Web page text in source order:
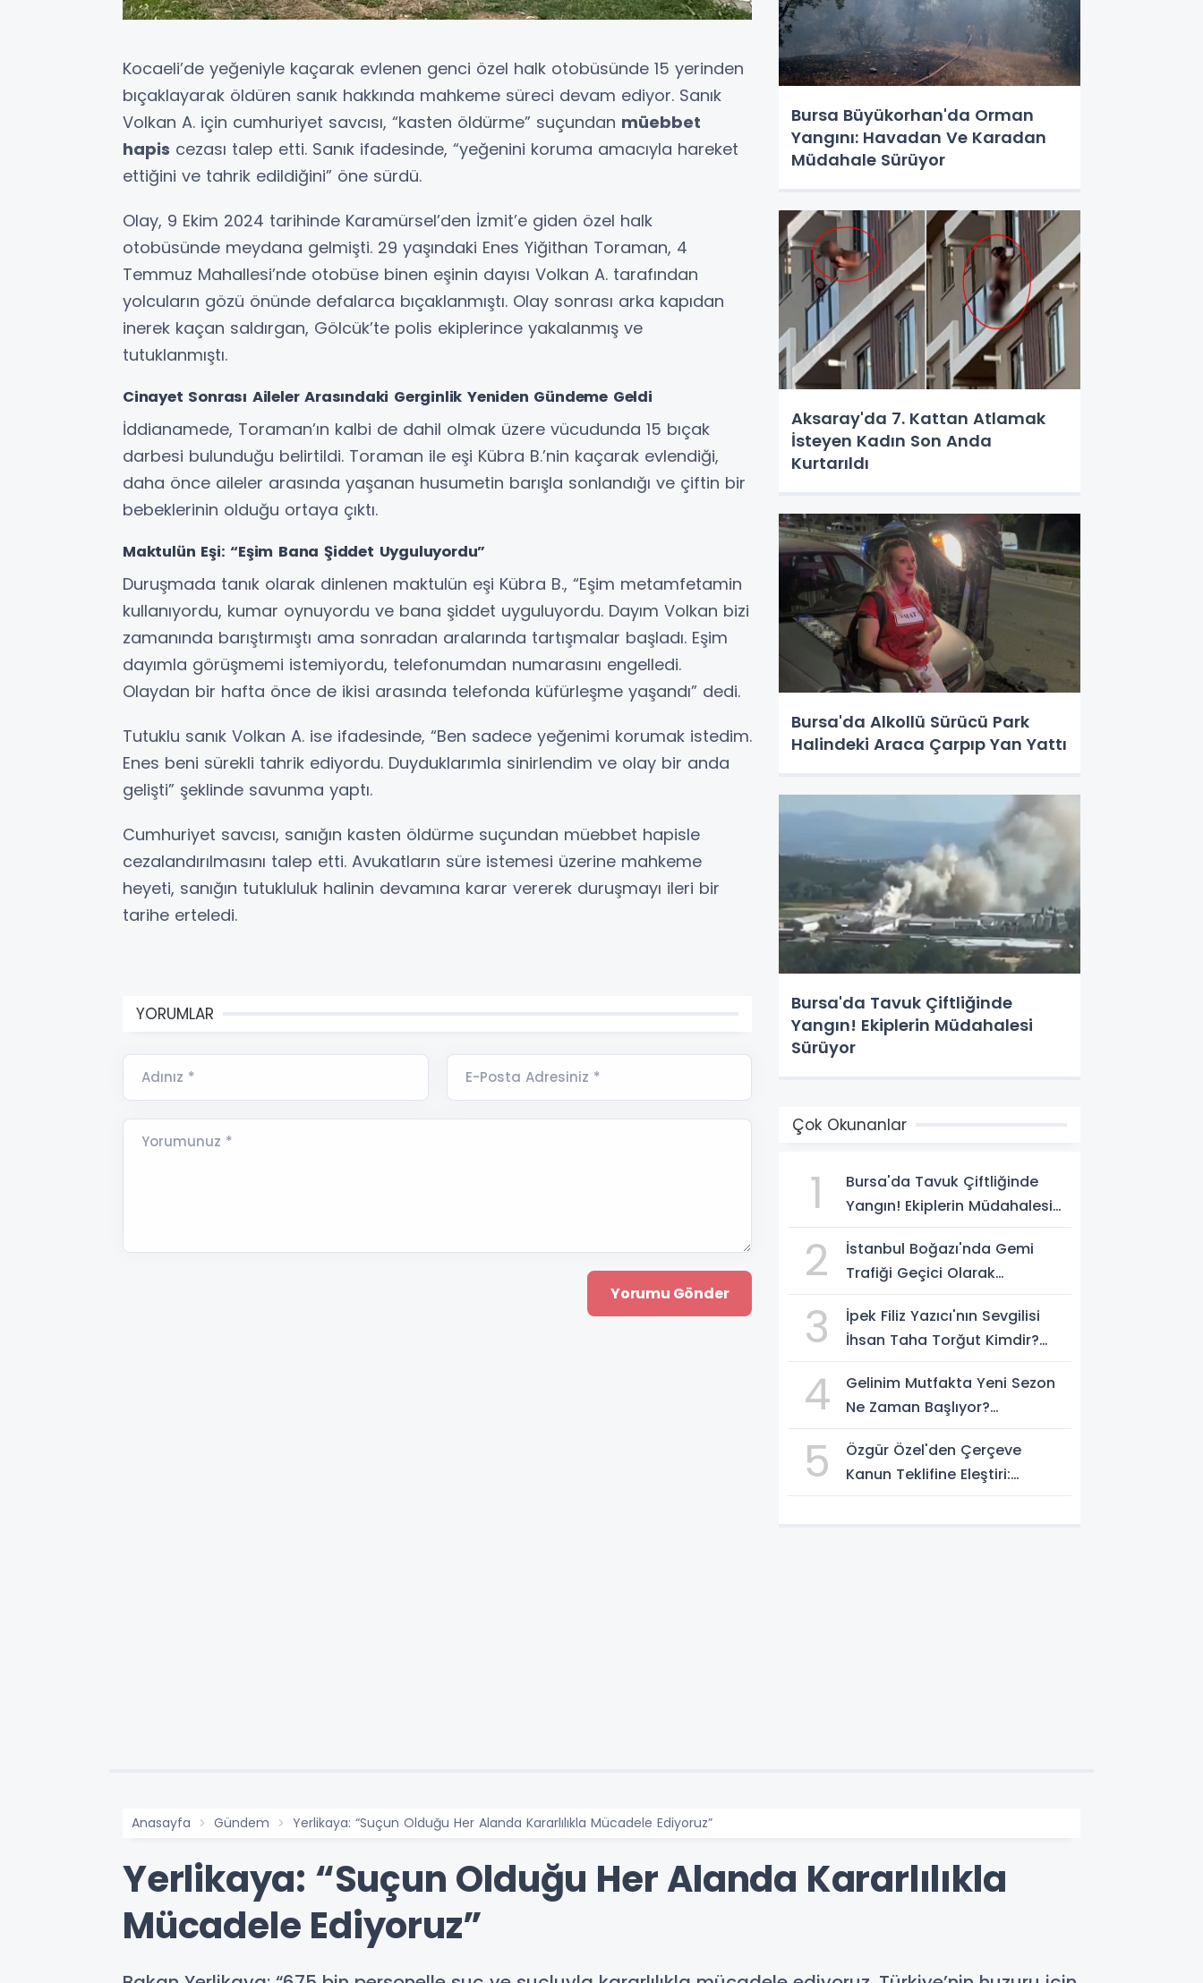
Kocaeli’de yeğeniyle kaçarak evlenen genci özel halk otobüsünde 15 yerinden
bıçaklayarak öldüren sanık hakkında mahkeme süreci devam ediyor. Sanık
Volkan A. için cumhuriyet savcısı, “kasten öldürme” suçundan müebbet
hapis cezası talep etti. Sanık ifadesinde, “yeğenini koruma amacıyla hareket
ettiğini ve tahrik edildiğini” öne sürdü.
Olay, 9 Ekim 2024 tarihinde Karamürsel’den İzmit’e giden özel halk
otobüsünde meydana gelmişti. 29 yaşındaki Enes Yiğithan Toraman, 4
Temmuz Mahallesi’nde otobüse binen eşinin dayısı Volkan A. tarafından
yolcuların gözü önünde defalarca bıçaklanmıştı. Olay sonrası arka kapıdan
inerek kaçan saldırgan, Gölcük’te polis ekiplerince yakalanmış ve
tutuklanmıştı.
Cinayet Sonrası Aileler Arasındaki Gerginlik Yeniden Gündeme Geldi
İddianamede, Toraman’ın kalbi de dahil olmak üzere vücudunda 15 bıçak
darbesi bulunduğu belirtildi. Toraman ile eşi Kübra B.’nin kaçarak evlendiği,
daha önce aileler arasında yaşanan husumetin barışla sonlandığı ve çiftin bir
bebeklerinin olduğu ortaya çıktı.
Maktulün Eşi: “Eşim Bana Şiddet Uyguluyordu”
Duruşmada tanık olarak dinlenen maktulün eşi Kübra B., “Eşim metamfetamin
kullanıyordu, kumar oynuyordu ve bana şiddet uyguluyordu. Dayım Volkan bizi
zamanında barıştırmıştı ama sonradan aralarında tartışmalar başladı. Eşim
dayımla görüşmemi istemiyordu, telefonumdan numarasını engelledi.
Olaydan bir hafta önce de ikisi arasında telefonda küfürleşme yaşandı” dedi.
Tutuklu sanık Volkan A. ise ifadesinde, “Ben sadece yeğenimi korumak istedim.
Enes beni sürekli tahrik ediyordu. Duyduklarımla sinirlendim ve olay bir anda
gelişti” şeklinde savunma yaptı.
Cumhuriyet savcısı, sanığın kasten öldürme suçundan müebbet hapisle
cezalandırılmasını talep etti. Avukatların süre istemesi üzerine mahkeme
heyeti, sanığın tutukluluk halinin devamına karar vererek duruşmayı ileri bir
tarihe erteledi.
YORUMLAR
Adınız * E-Posta Adresiniz *
Yorumunuz *
Bursa Büyükorhan'da Orman
Yangını: Havadan Ve Karadan
Müdahale Sürüyor
Aksaray'da 7. Kattan Atlamak
İsteyen Kadın Son Anda
Kurtarıldı
Bursa'da Alkollü Sürücü Park
Halindeki Araca Çarpıp Yan Yattı
Bursa'da Tavuk Çiftliğinde
Yangın! Ekiplerin Müdahalesi
Sürüyor
Çok Okunanlar
1
Bursa'da Tavuk Çiftliğinde
Yangın! Ekiplerin Müdahalesi
2
İstanbul Boğazı'nda Gemi
Trafiği Geçici Olarak
3
İpek Filiz Yazıcı'nın Sevgilisi
İhsan Taha Torğut Kimdir?
Ediliyor
4
Gelinim Mutfakta Yeni Sezon
Ne Zaman Başlıyor?
5
Özgür Özel'den Çerçeve
Kanun Teklifine Eleştiri:
Anasayfa Gündem Yerlikaya: “Suçun Olduğu Her Alanda Kararlılıkla Mücadele Ediyoruz”
Yerlikaya: “Suçun Olduğu Her Alanda Kararlılıkla
Mücadele Ediyoruz”